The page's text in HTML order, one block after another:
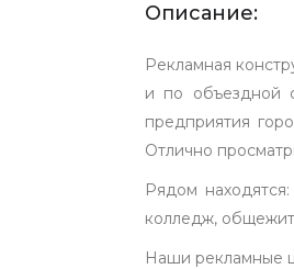
Описание:
Рекламная
и по объездной
предприятия
Отлично
Рядом
колледж,
Наши рекламные